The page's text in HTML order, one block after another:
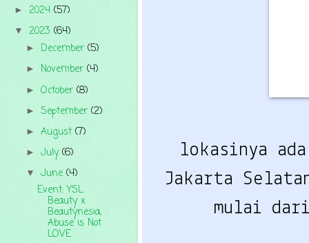
lokasinya
Jakarta
mulai
► 2024 (57)
▼ 2023 (64)
► December (5)
► November (4)
► October (8)
► September (2)
► August (7)
► July(6)
▼ June (4)
Event: YSL
Beauty x
Beautynesia,
Abuse is Not
LOVE